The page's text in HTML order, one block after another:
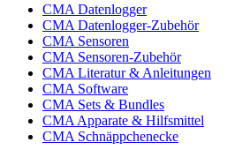
CMA Datenlogger
CMA Datenlogger-Zubehör
CMA Sensoren
CMA Sensoren-Zubehör
CMA Literatur & Anleitungen
CMA Software
CMA Sets & Bundles
CMA Apparate & Hilfsmittel
CMA Schnäppchenecke